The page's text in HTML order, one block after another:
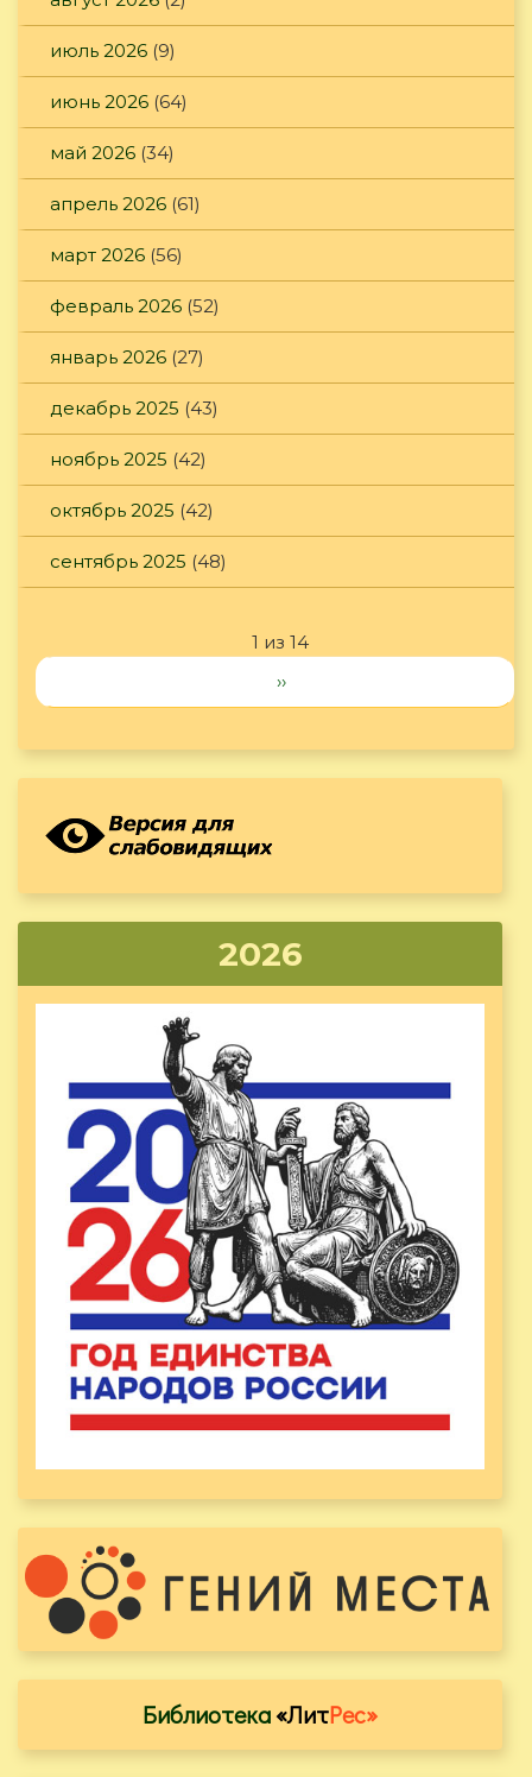
июль 2026 (9)
июнь 2026 (64)
май 2026 (34)
апрель 2026 (61)
март 2026 (56)
февраль 2026 (52)
январь 2026 (27)
декабрь 2025 (43)
ноябрь 2025 (42)
октябрь 2025 (42)
сентябрь 2025 (48)
1 из 14
››
2026
Библиотека«ЛитРес»